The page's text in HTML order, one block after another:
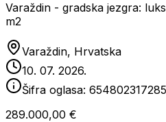
Varaždin - gradska jezgra:
m2
Varaždin, Hrvatska
10. 07. 2026.
Šifra oglasa: 654802317285
289.000,00 €